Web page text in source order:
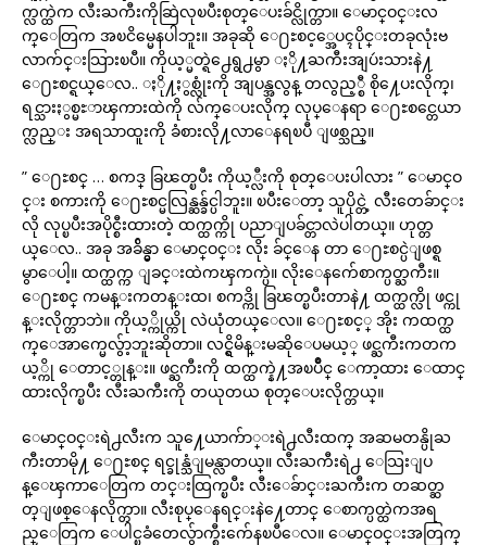
က္လက္ထဲက လီးႀကီးကိုဆြဲလုၿပီးစုတ္ေပးခ်င္လိုက္တာ။ ေမာင္ဝင္းလ
က္ေတြက အၿငိမ္မေနပါဘူး။ အခုဆို ေ႐ႊစင့္အေပၚပိုင္းတခုလုံးဗ
လာက်င္းသြားၿပီ။ ကိုယ့္မတ္ရဲ႕ေရွ႕မွာ ႏို႔ႀကီးအျပဴးသားနဲ႔
ေ႐ႊစင္ရယ္ေလ.. ႏို႔ႏွစ္လုံးကို အျပန္အလွန္ တလွည့္စီ စို႔ေပးလိုက္၊
ရင္သားႏွစ္မႊာၾကားထဲကို လ်က္ေပးလိုက္ လုပ္ေနရာ ေ႐ႊစင္တေယာ
က္လည္း အရသာထူးကို ခံစားလို႔လာေနရၿပီ ျဖစ္သည္။
” ေ႐ႊစင္ … စကဒ္ ခြၽတ္ၿပီး ကိုယ့္လီးကို စုတ္ေပးပါလား ” ေမာင္ဝ
င္း စကားကို ေ႐ႊစင္မလြန္ဆန္ခ်င္ပါဘူး။ ၿပီးေတာ့ သူပိုင္တဲ့ လီးတေခ်ာင္း
လို လုပ္ၿပီးအပိုင္စီးထားတဲ့ ထက္ထက္ကို ပညာျပခ်င္တာလဲပါတယ္။ ဟုတ္တ
ယ္ေလ.. အခု အခ်ိန္မွာ ေမာင္ဝင္း လိုး ခ်င္ေန တာ ေ႐ႊစင္ပဲျဖစ္ရ
မွာေပါ့။ ထက္ထက္က ျခင္းထဲကၾကက္ပဲ။ လိုးေနက်ေစာက္ပတ္ႀကီး။
ေ႐ႊစင္ ကမန္းကတန္းထ၊ စကဒ္ကို ခြၽတ္ၿပီးတာနဲ႔ ထက္ထက္လို ဖင္ကု
န္းလိုက္တာဘဲ။ ကိုယ့္ကိုယ္ကို လဲယုံတယ္ေလ။ ေ႐ႊစင့္ အိုး ကထက္ထ
က္ေအာက္မေလွ်ာ့ဘူးဆိုတာ။ လင္ရွိမိန္းမဆိုေပမယ့္ ဖင္ႀကီးကတက
ယ့္ကို ေတာင့္တုန္း။ ဖင္ႀကီးကို ထက္ထက္နဲ႔အၿပိဳင္ ေကာ့ထား ေထာင္
ထားလိုက္ၿပီး လီးႀကီးကို တယုတယ စုတ္ေပးလိုက္တယ္။
ေမာင္ဝင္းရဲ႕လီးက သူ႔ေယာက်ာ္းရဲ႕လီးထက္ အဆမတန္ပိုႀ
ကီးတာမို႔ ေ႐ႊစင္ ရင္ခုန္သံျမန္လာတယ္။ လီးႀကီးရဲ႕ ေသြးျပ
န္ေၾကာေတြက တင္းထြက္ၿပီး လီးေခ်ာင္းႀကီးက တဆတ္ဆ
တ္ျဖစ္ေနလိုက္တာ။ လီးစုပ္ေနရင္းနဲ႔ေတာင္ ေစာက္ပတ္ထဲကအရ
ည္ေတြက ေပါင္ၿခံတေလွ်ာက္စီးက်ေနၿပီေလ။ ေမာင္ဝင္းအတြက္